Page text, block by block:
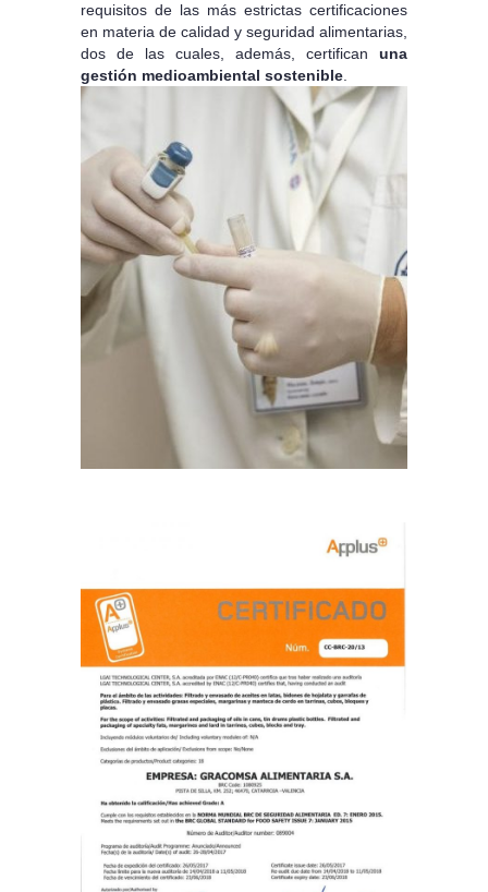
requisitos de las más estrictas certificaciones
en materia de calidad y seguridad alimentarias,
dos de las cuales, además, certifican una
gestión medioambiental sostenible